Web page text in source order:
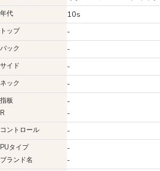
年代 10s
トップ -
バック -
サイド -
ネック -
指板
R
-
-
コントロール -
PUタイプ
ブランド名
-
-